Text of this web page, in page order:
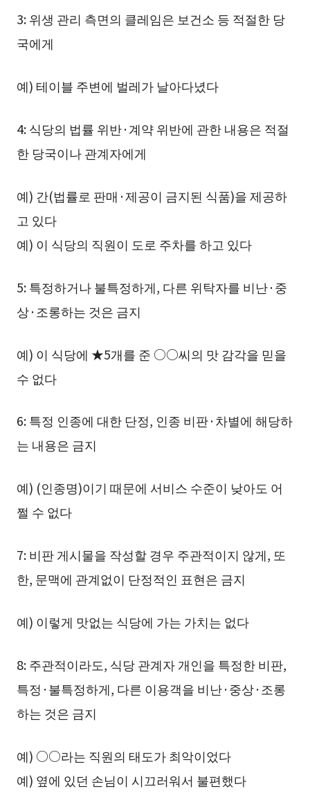
3: 위생 관리 측면의 클레임은 보건소 등 적절한 당
국에게
예) 테이블 주변에 벌레가 날아다녔다
4: 식당의 법률 위반·계약 위반에 관한 내용은 적절
한 당국이나 관계자에게
예) 간(법률로 판매·제공이 금지된 식품)을 제공하
고 있다
예) 이 식당의 직원이 도로 주차를 하고 있다
5: 특정하거나 불특정하게, 다른 위탁자를 비난·중
상·조롱하는 것은 금지
예) 이 식당에 ★5개를 준 ○○씨의 맛 감각을 믿을
수 없다
6: 특정 인종에 대한 단정, 인종 비판·차별에 해당하
는 내용은 금지
예) (인종명)이기 때문에 서비스 수준이 낮아도 어
쩔 수 없다
7: 비판 게시물을 작성할 경우 주관적이지 않게, 또
한, 문맥에 관계없이 단정적인 표현은 금지
예) 이렇게 맛없는 식당에 가는 가치는 없다
8: 주관적이라도, 식당 관계자 개인을 특정한 비판,
특정·불특정하게, 다른 이용객을 비난·중상·조롱
하는 것은 금지
예) ○○라는 직원의 태도가 최악이었다
예) 옆에 있던 손님이 시끄러워서 불편했다